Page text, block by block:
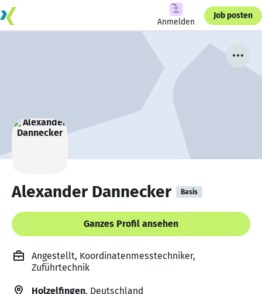
Anmelden
Job posten
Alexander Dannecker Basis
Ganzes Profil ansehen
Angestellt, Koordinatenmesstechniker,
Zuführtechnik
Holzelfingen, Deutschland